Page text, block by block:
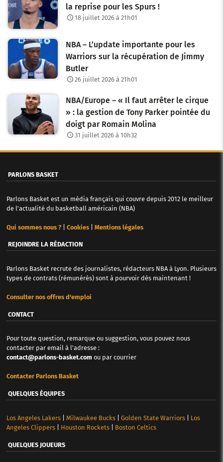
la reprise pour les Spurs !
18 juillet 2026 à 21h01
NBA – L’update importante pour les
Warriors sur la récupération de Jimmy
Butler
26 juillet 2026 à 21h01
NBA/Europe – « Il faut arrêter le cirque
» : la gestion de Tony Parker pointée du
doigt par Romain Molina
31 juillet 2026 à 10h32
PARLONS BASKET
Parlons Basket est un média français qui couvre depuis 2012 le meilleur
de l'actualité du basketball américain (NBA)
Qui sommes nous ?| Cookies| Mentions légales
REJOINDRE LA RÉDACTION
Parlons Basket recrute des journalistes, rédacteurs NBA à Lyon. Plusieurs
types de contrats (rémunérés) sont à pourvoir dès maintenant !
Consulter nos offres d'emploi
CONTACT
Pour toute question, remarque ou suggestion, vous pouvez nous
contacter par email à l'adresse :
contact@parlons-basket.com ou par courrier
Contacter Parlons Basket
QUELQUES ÉQUIPES
Los Angeles Lakers| Milwaukee Bucks| Golden State Warriors| Los
Angeles Clippers| Houston Rockets| Boston Celtics
QUELQUES JOUEURS